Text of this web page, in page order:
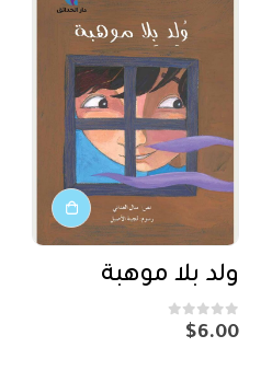
ولد بلا موهبة
0
out of 5
$6.00